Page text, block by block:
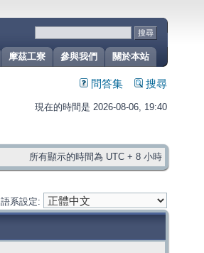
關於本站
參與我們
摩茲工寮
問答集 搜尋
現在的時間是 2026-08-06, 19:40
所有顯示的時間為 UTC + 8 小時
語系設定: